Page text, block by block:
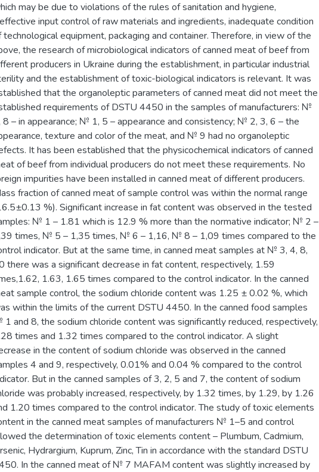
may be due to violations of the rules of sanitation and hygiene,
input control of raw materials and ingredients, inadequate condition
technological equipment, packaging and container. Therefore, in view of the
the research of microbiological indicators of canned meat of beef from
producers in Ukraine during the establishment, in particular industrial
and the establishment of toxic-biological indicators is relevant. It was
that the organoleptic parameters of canned meat did not meet the
requirements of DSTU 4450 in the samples of manufacturers: №
8 – in appearance; № 1, 5 – appearance and consistency; № 2, 3, 6 – the
texture and color of the meat, and № 9 had no organoleptic
It has been established that the physicochemical indicators of canned
of beef from individual producers do not meet these requirements. No
impurities have been installed in canned meat of different producers.
fraction of canned meat of sample control was within the normal range
%). Significant increase in fat content was observed in the tested
№ 1 – 1.81 which is 12.9 % more than the normative indicator; № 2 –
times, № 5 – 1,35 times, № 6 – 1,16, № 8 – 1,09 times compared to the
indicator. But at the same time, in canned meat samples at № 3, 4, 8,
there was a significant decrease in fat content, respectively, 1.59
1.63, 1.65 times compared to the control indicator. In the canned
sample control, the sodium chloride content was 1.25 ± 0.02 %, which
within the limits of the current DSTU 4450. In the canned food samples
and 8, the sodium chloride content was significantly reduced, respectively,
times and 1.32 times compared to the control indicator. A slight
in the content of sodium chloride was observed in the canned
4 and 9, respectively, 0.01% and 0.04 % compared to the control
But in the canned samples of 3, 2, 5 and 7, the content of sodium
was probably increased, respectively, by 1.32 times, by 1.29, by 1.26
1.20 times compared to the control indicator. The study of toxic elements
in the canned meat samples of manufacturers № 1–5 and control
the determination of toxic elements content – Plumbum, Cadmium,
Hydrargium, Kuprum, Zinc, Tin in accordance with the standard DSTU
In the canned meat of № 7 МАFАМ content was slightly increased by